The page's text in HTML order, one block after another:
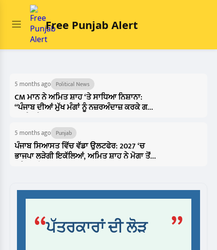
Free Punjab Alert
5 months ago Political News
CM ਮਾਨ ਨੇ ਅਮਿਤ ਸ਼ਾਹ ‘ਤੇ ਸਾਧਿਆ ਨਿਸ਼ਾਨਾ:
“ਪੰਜਾਬ ਦੀਆਂ ਮੁੱਖ ਮੰਗਾਂ ਨੂੰ ਨਜ਼ਰਅੰਦਾਜ਼ ਕਰਕੇ ਗਏ
5 months ago Punjab
ਪੰਜਾਬ ਸਿਆਸਤ ਵਿੱਚ ਵੱਡਾ ਉਲਟਫੇਰ: 2027 ‘ਚ
ਭਾਜਪਾ ਲੜੇਗੀ ਇਕੱਲਿਆਂ, ਅਮਿਤ ਸ਼ਾਹ ਨੇ ਮੋਗਾ ਤੋਂ
“ਪੱਤਰਕਾਰਾਂ ਦੀ ਲੋੜ ”